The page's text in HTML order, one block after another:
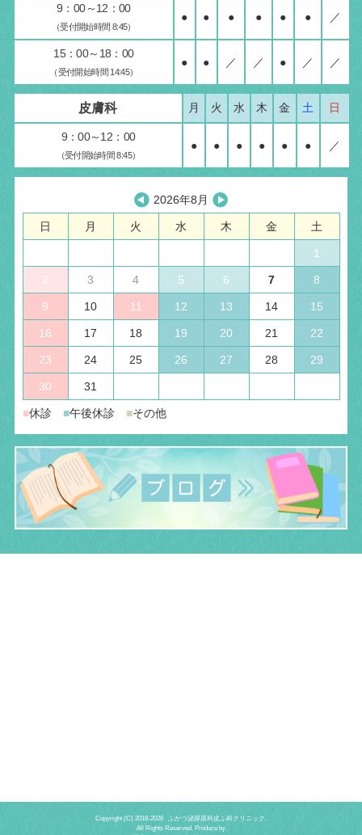
9：00～12：00
（受付開始時間 8:45）
● ● ● ● ● ● ／
15：00～18：00
（受付開始時間 14:45）
● ● ／ ／ ● ／ ／
皮膚科 月 火 水 木 金 土 日
9：00～12：00
（受付開始時間 8:45）
● ● ● ● ● ● ／
2026年8月
日 月 火 水 木 金 土
1
2 3 4 5 6 7 8
9 10 11 12 13 14 15
16 17 18 19 20 21 22
23 24 25 26 27 28 29
30 31
■休診 ■午後休診 ■その他
Copyright (C) 2018-2026 ふかつ泌尿器科皮ふ科クリニック.
All Rights Reserved. Produce by